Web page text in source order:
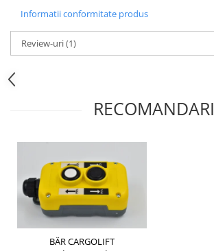
BEHRENS
Bolturi - role - bucse
Burdufe si cilindri
Mecanice
Mecanice
Electrice
Hidraulice
Cilindri hidraulici si burdufe
protectie
Informatii conformitate produs
Review-uri(1)
RECOMANDARI
BÄR CARGOLIFT